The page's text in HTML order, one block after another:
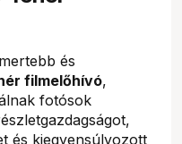
és
filmelőhívó,
fotósok
és kiegyensúlyozott